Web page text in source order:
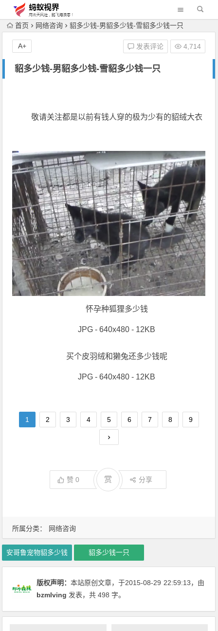
首页 网络咨询 貂多少钱-男貂多少钱-雪貂多少钱一只
貂多少钱-男貂多少钱-雪貂多少钱一只
发表评论 4,714
A+
所属分类： 网络咨询
敬请关注都是以前有钱人穿的极为少有的貂绒大衣
怀孕种狐狸多少钱
JPG - 640x480 - 12KB
买个皮羽绒和獭兔还多少钱呢
JPG - 640x480 - 12KB
1 2 3 4 5 6 7 8 9
赞0 赏 分享
安哥鲁宠物貂多少钱 貂多少钱一只
版权声明：本站原创文章，于2015-08-29 22:59:13，由
bzmlving 发表，共 498 字。